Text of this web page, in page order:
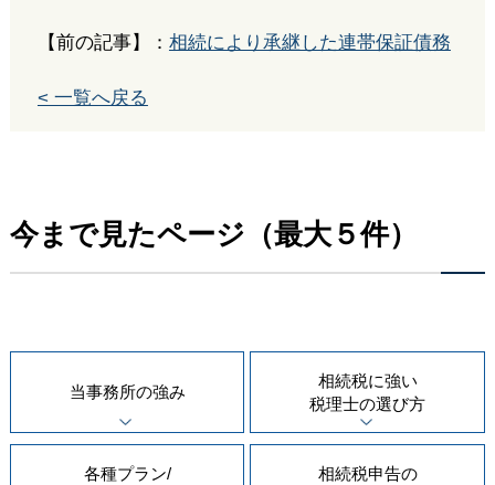
【前の記事】： 相続により承継した連帯保証債務
< 一覧へ戻る
今まで見たページ（最大５件）
当事務所の強み
相続税に強い
税理士の選び方
各種プラン/
相続税申告の